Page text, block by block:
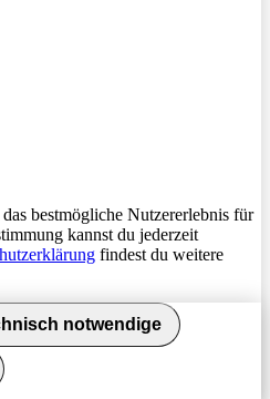
bestmögliche Nutzererlebnis für
kannst du jederzeit
findest du weitere
notwendige